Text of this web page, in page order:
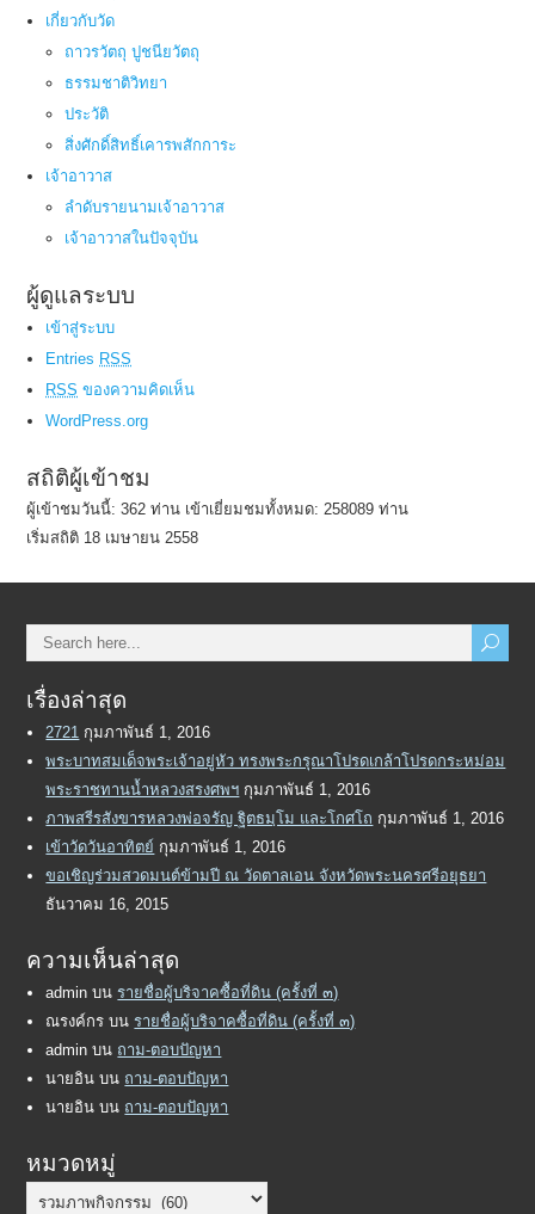
เกี่ยวกับวัด
ถาวรวัตถุ ปูชนียวัตถุ
ธรรมชาติวิทยา
ประวัติ
สิ่งศักดิ์สิทธิ์เคารพสักการะ
เจ้าอาวาส
ลำดับรายนามเจ้าอาวาส
เจ้าอาวาสในปัจจุบัน
ผู้ดูแลระบบ
เข้าสู่ระบบ
Entries RSS
RSS ของความคิดเห็น
WordPress.org
สถิติผู้เข้าชม
ผู้เข้าชมวันนี้: 362 ท่าน เข้าเยี่ยมชมทั้งหมด: 258089 ท่าน
เริ่มสถิติ 18 เมษายน 2558
เรื่องล่าสุด
2721 กุมภาพันธ์ 1, 2016
พระบาทสมเด็จพระเจ้าอยู่หัว ทรงพระกรุณาโปรดเกล้าโปรดกระหม่อม
พระราชทานน้ำหลวงสรงศพฯ กุมภาพันธ์ 1, 2016
ภาพสรีรสังขารหลวงพ่อจรัญ ฐิตธมฺโม และโกศโถ กุมภาพันธ์ 1, 2016
เข้าวัดวันอาทิตย์ กุมภาพันธ์ 1, 2016
ขอเชิญร่วมสวดมนต์ข้ามปี ณ วัดตาลเอน จังหวัดพระนครศรีอยุธยา
ธันวาคม 16, 2015
ความเห็นล่าสุด
admin บนรายชื่อผู้บริจาคซื้อที่ดิน (ครั้งที่ ๓)
ณรงค์กร บนรายชื่อผู้บริจาคซื้อที่ดิน (ครั้งที่ ๓)
admin บน ถาม-ตอบปัญหา
นายอิน บน ถาม-ตอบปัญหา
นายอิน บน ถาม-ตอบปัญหา
หมวดหมู่